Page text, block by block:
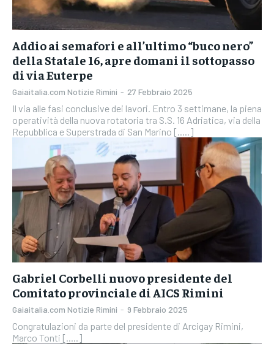
Addio ai semafori e all’ultimo “buco nero”
della Statale 16, apre domani il sottopasso
di via Euterpe
Gaiaitalia.com Notizie Rimini - 27 Febbraio 2025
Il via alle fasi conclusive dei lavori. Entro 3 settimane, la piena
operatività della nuova rotatoria tra S.S. 16 Adriatica, via della
Repubblica e Superstrada di San Marino [.....]
Gabriel Corbelli nuovo presidente del
Comitato provinciale di AICS Rimini
Gaiaitalia.com Notizie Rimini - 9 Febbraio 2025
Congratulazioni da parte del presidente di Arcigay Rimini,
Marco Tonti [.....]